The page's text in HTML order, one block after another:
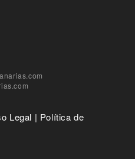
Legal | Política de